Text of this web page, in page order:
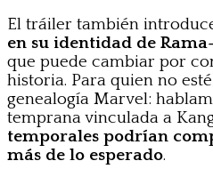
El tráiler también
en su identidad de
que puede cambiar por
historia. Para quien no
genealogía Marvel:
temprana vinculada a
temporales podrían
más de lo esperado.